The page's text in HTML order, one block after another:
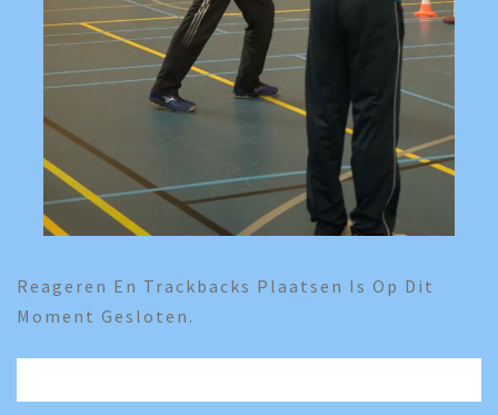
Reageren En Trackbacks Plaatsen Is Op Dit
Moment Gesloten.